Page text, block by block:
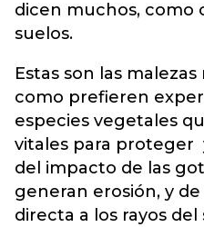
dicen muchos, como
suelos.
Estas son las
como prefieren
especies vegetales
vitales para proteger
del impacto de las
generan erosión, y
directa a los rayos